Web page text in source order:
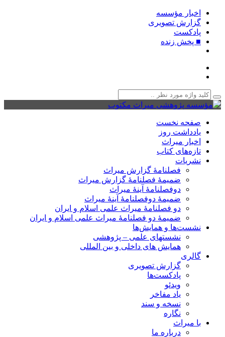
اخبار مؤسسه
گزارش تصویری
پادکست‌
■ پخش زنده
صفحه نخست
یادداشت روز
اخبار میراث
تازه‌های کتاب
نشریات
فصلنامۀ گزارش میراث
ضمیمۀ فصلنامۀ گزارش میراث
دوفصلنامۀ آینۀ میراث
ضمیمۀ دوفصلنامۀ آینۀ میراث
دو فصلنامۀ میراث علمی اسلام و ایران
ضمیمۀ دو فصلنامۀ میراث علمی اسلام و ایران
نشست‌ها و همایش‌ها
نشستهای علمی – پژوهشی
همایش های داخلی و بین المللی
گالری
گزارش تصویری
پادکست‌ها
ویدئو
یاد مفاخر
نسخه و سند
نگاره
با میراث
درباره ما